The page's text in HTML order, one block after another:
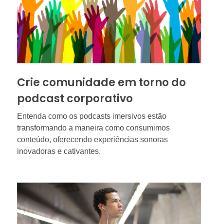
Crie comunidade em torno do
podcast corporativo
Entenda como os podcasts imersivos estão
transformando a maneira como consumimos
conteúdo, oferecendo experiências sonoras
inovadoras e cativantes.